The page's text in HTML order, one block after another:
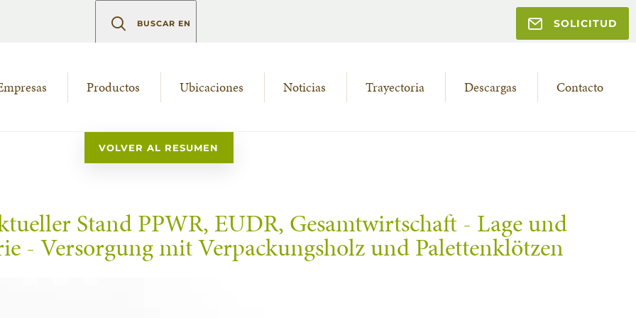
BUSCAR EN SOLICITUD
Productos Ubicaciones Noticias Trayectoria Descargas Contacto
VOLVER AL RESUMEN
Stand PPWR, EUDR, Gesamtwirtschaft - Lage und
- Versorgung mit Verpackungsholz und Palettenklötzen